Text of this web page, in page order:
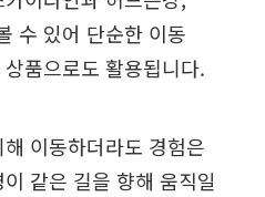
수 있어 단순한 이동
품으로도 활용됩니다.
이동하더라도 경험은
같은 길을 향해 움직일